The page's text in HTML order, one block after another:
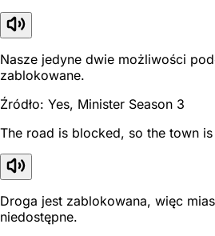
Nasze jedyne dwie możliwości
zablokowane.
Źródło: Yes, Minister Season 3
The road is blocked, so the town
Droga jest zablokowana, więc
niedostępne.